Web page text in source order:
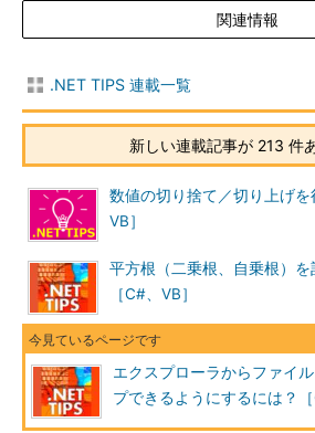
関連情報
.NET TIPS 連載一覧
新しい連載記事が 213 件
数値の切り捨て／切り上げを
VB］
平方根（二乗根、自乗根）を
［C#、VB］
エクスプローラからファイ
プできるようにするには？［